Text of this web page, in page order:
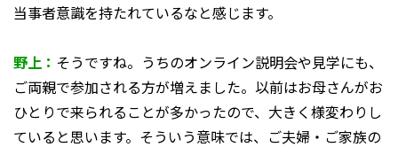
当事者意識を持たれているなと感じます。
野上： そうですね。うちのオンライン説明会や見学にも、
ご両親で参加される方が増えました。以前はお母さんがお
ひとりで来られることが多かったので、大きく様変わりし
ていると思います。そういう意味では、ご夫婦・ご家族の